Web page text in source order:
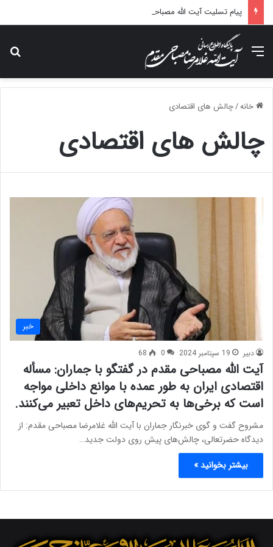
منو
خانه/چالش های اقتصادی
چالش های اقتصادی
خبر
دبیر 19 سپتامبر 2024 0
68
آیت الله مصباحی مقدم در گفتگو با جماران: مسأله
اقتصادی ایران به طور عمده با موانع داخلی مواجه
است که برخی‌ها به تحریم‌های داخل تعبیر می‌کنند.
مشروح گفت و گوی خبرنگار جماران با آیت الله غلامرضا مصباحی مقدم: از
دیدگاه حضرتعالی، چالش‌های پیش ‌روی دولت جدید…
بیشتر بخوانید »